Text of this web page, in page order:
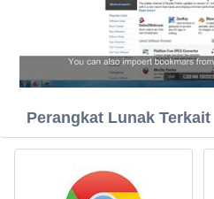
Perangkat Lunak Terkait